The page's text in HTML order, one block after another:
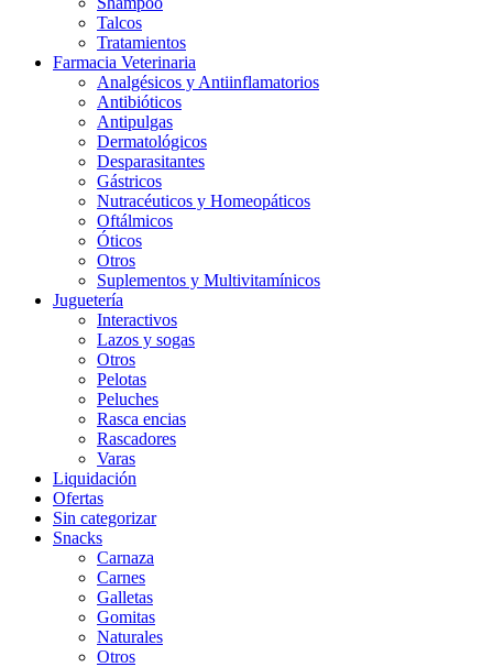
Talcos
Tratamientos
Farmacia Veterinaria
Analgésicos y Antiinflamatorios
Antibióticos
Antipulgas
Dermatológicos
Desparasitantes
Gástricos
Nutracéuticos y Homeopáticos
Oftálmicos
Óticos
Otros
Suplementos y Multivitamínicos
Juguetería
Interactivos
Lazos y sogas
Otros
Pelotas
Peluches
Rasca encias
Rascadores
Varas
Liquidación
Ofertas
Sin categorizar
Snacks
Carnaza
Carnes
Galletas
Gomitas
Naturales
Otros